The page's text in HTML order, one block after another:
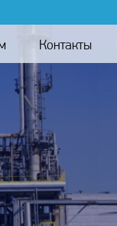
Контакты